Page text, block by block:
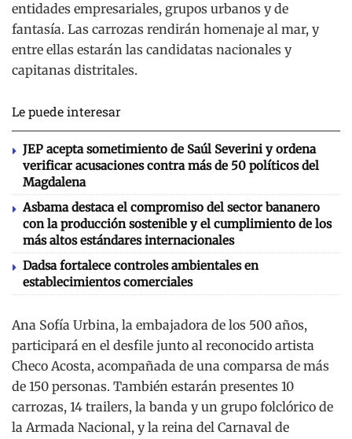
entidades empresariales, grupos urbanos y de
fantasía. Las carrozas rendirán homenaje al mar, y
entre ellas estarán las candidatas nacionales y
capitanas distritales.
Le puede interesar
JEP acepta sometimiento de Saúl Severini y ordena
verificar acusaciones contra más de 50 políticos del
Magdalena
Asbama destaca el compromiso del sector bananero
con la producción sostenible y el cumplimiento de los
más altos estándares internacionales
Dadsa fortalece controles ambientales en
establecimientos comerciales
Ana Sofía Urbina, la embajadora de los 500 años,
participará en el desfile junto al reconocido artista
Checo Acosta, acompañada de una comparsa de más
de 150 personas. También estarán presentes 10
carrozas, 14 trailers, la banda y un grupo folclórico de
la Armada Nacional, y la reina del Carnaval de